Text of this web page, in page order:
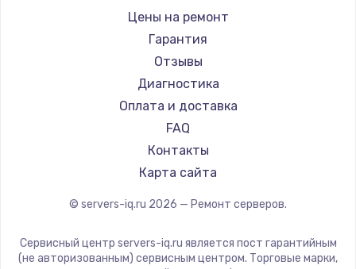
Цены на ремонт
Гарантия
Отзывы
Диагностика
Оплата и доставка
FAQ
Контакты
Карта сайта
© servers-iq.ru 2026 — Ремонт серверов.
Сервисный центр servers-iq.ru является пост гарантийным
(не авторизованным) сервисным центром. Торговые марки,